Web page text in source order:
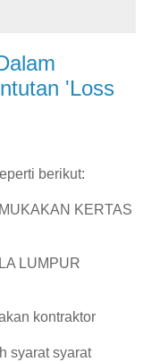
'Loss
berikut:
KERTAS
LUMPUR
kontraktor
syarat syarat